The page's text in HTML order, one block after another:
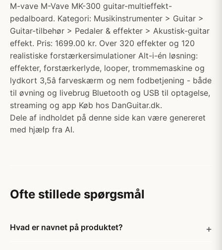
M-vave M-Vave MK-300 guitar-multieffekt-
pedalboard. Kategori: Musikinstrumenter > Guitar >
Guitar-tilbehør > Pedaler & effekter > Akustisk-guitar
effekt. Pris: 1699.00 kr. Over 320 effekter og 120
realistiske forstærkersimulationer Alt-i-én løsning:
effekter, forstærkerlyde, looper, trommemaskine og
lydkort 3,5â farveskærm og nem fodbetjening - både
til øvning og livebrug Bluetooth og USB til optagelse,
streaming og app Køb hos DanGuitar.dk.
Dele af indholdet på denne side kan være genereret
med hjælp fra AI.
Ofte stillede spørgsmål
Hvad er navnet på produktet?